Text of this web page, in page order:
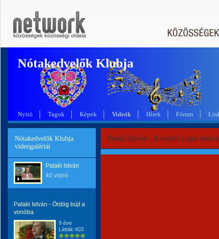
Nótakedvelők Klubja
Nyitó Tagok Képek Videók Hírek Fórum
Nótakedvelők Klubja
videógalériái
Pataki István
40 videó
Pataki István - Ördög bújt a
vonóba
9 éve
Látták:403
Pataki István - Kossuth Lajos nem